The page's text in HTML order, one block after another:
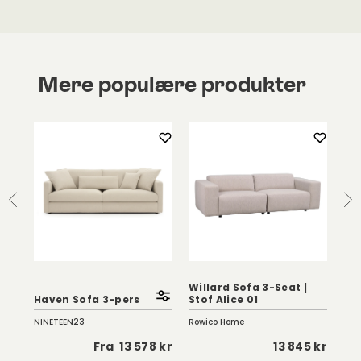
Mere populære produkter
Haven Sofa 3-pers
NINETEEN23
Fra 13 578 kr
Willard Sofa 3-Seat |
Stof Alice 01
Rowico Home
13 845 kr